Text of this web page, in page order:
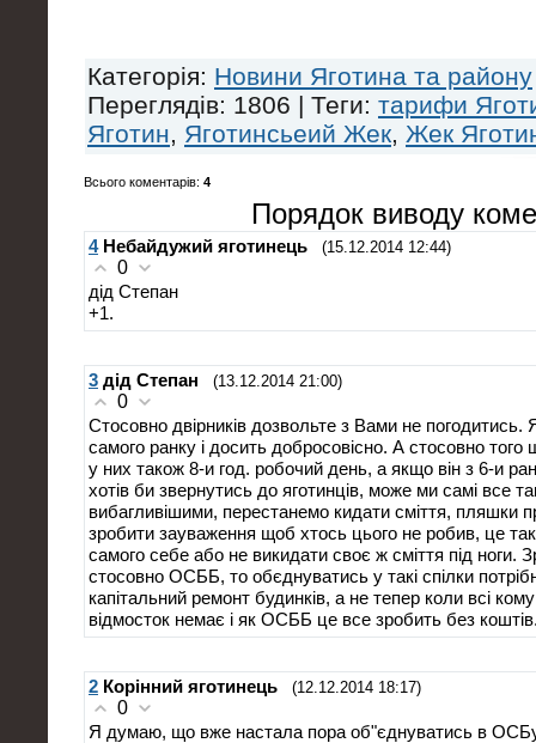
Категорія: Новини Яготина та району
Переглядів: 1806 | Теги: тарифи
Яготин, Яготинсьеий Жек, Жек
Всього коментарів: 4
Порядок виводу
4 Небайдужий яготинець (15.12.2014 12:44)
0
дід Степан
+1.
3 дід Степан (13.12.2014 21:00)
0
Стосовно двірників дозвольте з Вами не погодитись.
самого ранку і досить добросовісно. А стосовно
у них також 8-и год. робочий день, а якщо він з 6-и
хотів би звернутись до яготинців, може ми самі все
вибагливішими, перестанемо кидати сміття, пляшки
зробити зауваження щоб хтось цього не робив, це
самого себе або не викидати своє ж сміття під ноги.
стосовно ОСББ, то обєднуватись у такі спілки
капітальний ремонт будинків, а не тепер коли всі
відмосток немає і як ОСББ це все зробить без
2 Корінний яготинець (12.12.2014 18:17)
0
Я думаю, що вже настала пора об"єднуватись в